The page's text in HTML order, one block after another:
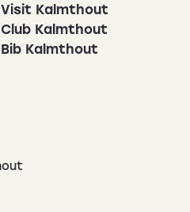
Visit Kalmthout
Club Kalmthout
Bib Kalmthout